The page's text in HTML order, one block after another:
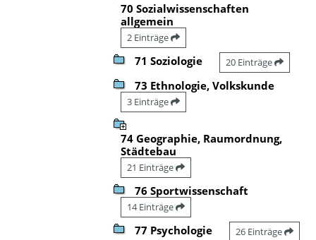
70 Sozialwissenschaften
allgemein
2 Einträge
71 Soziologie 20 Einträge
73 Ethnologie, Volkskunde
3 Einträge
74 Geographie, Raumordnung,
Städtebau
21 Einträge
76 Sportwissenschaft
14 Einträge
77 Psychologie 26 Einträge